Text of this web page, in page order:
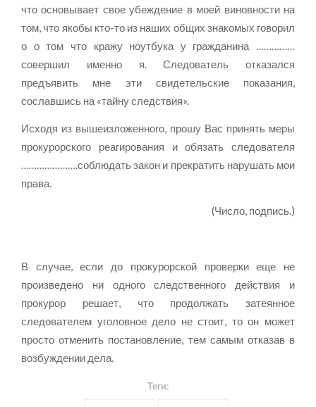
что основывает свое убеждение в моей виновности на
том, что якобы кто-то из наших общих знакомых говорил
о о том что кражу ноутбука у гражданина ……………
совершил именно я. Следователь отказался
предъявить мне эти свидетельские показания,
сославшись на «тайну следствия».
Исходя из вышеизложенного, прошу Вас принять меры
прокурорского реагирования и обязать следователя
………………….соблюдать закон и прекратить нарушать мои
права.
(Число, подпись.)
В случае, если до прокурорской проверки еще не
произведено ни одного следственного действия и
прокурор решает, что продолжать затеянное
следователем уголовное дело не стоит, то он может
просто отменить постановление, тем самым отказав в
возбуждении дела.
Теги: